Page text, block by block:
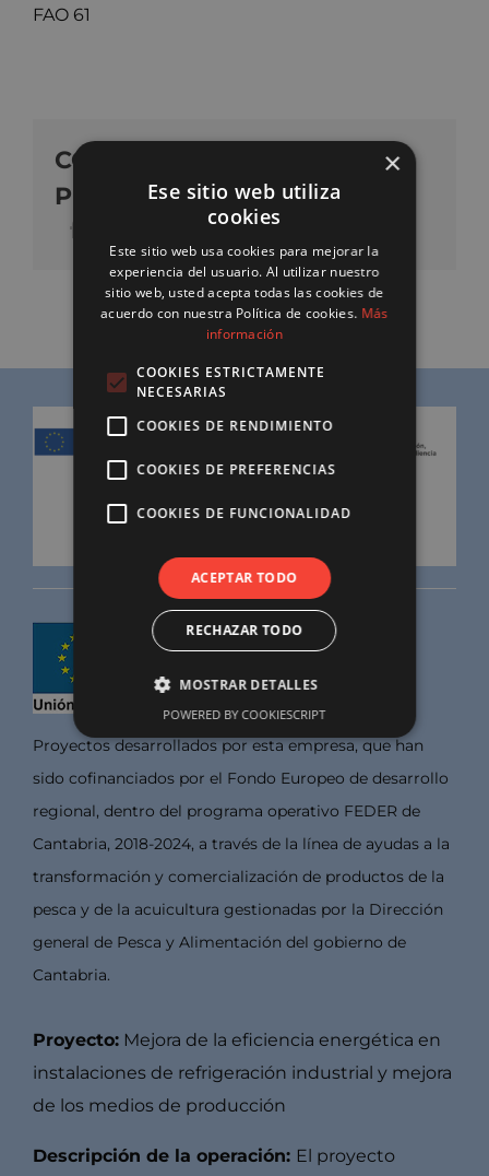
FAO 61
COMPARTE NUESTRO
PRODUCTO
Proyectos desarrollados por esta empresa, que han
sido cofinanciados por el Fondo Europeo de desarrollo
regional, dentro del programa operativo FEDER de
Cantabria, 2018-2024, a través de la línea de ayudas a la
transformación y comercialización de productos de la
pesca y de la acuicultura gestionadas por la Dirección
general de Pesca y Alimentación del gobierno de
Cantabria.
Proyecto:Mejora de la eficiencia energética en
instalaciones de refrigeración industrial y mejora
de los medios de producción
Descripción de la operación: El proyecto
×
Ese sitio web utiliza
cookies
Este sitio web usa cookies para mejorar la
experiencia del usuario. Al utilizar nuestro
sitio web, usted acepta todas las cookies de
acuerdo con nuestra Política de cookies. Más
información
COOKIES ESTRICTAMENTE
NECESARIAS
COOKIES DE RENDIMIENTO
COOKIES DE PREFERENCIAS
COOKIES DE FUNCIONALIDAD
ACEPTAR TODO
RECHAZAR TODO
MOSTRAR DETALLES
POWERED BY COOKIESCRIPT